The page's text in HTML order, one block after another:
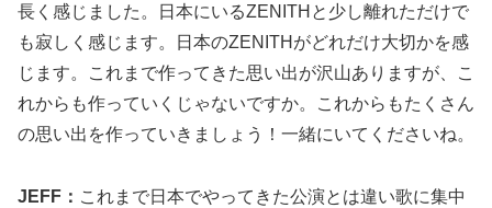
長く感じました。日本にいるZENITHと少し離れただけで
も寂しく感じます。日本のZENITHがどれだけ大切かを感
じます。これまで作ってきた思い出が沢山ありますが、こ
れからも作っていくじゃないですか。これからもたくさん
の思い出を作っていきましょう！一緒にいてくださいね。
JEFF： これまで日本でやってきた公演とは違い歌に集中